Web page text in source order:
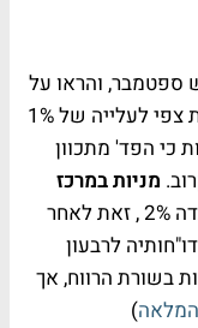
ספטמבר, והראו על
עלייה של 1.7% (בחישוב שנתי), לעומת צפי לעלייה של 1%
כי הפד' מתכוון
מניות במרכז
) איבדה 2% , זאת לאחר
לרבעון
בשורת הרווח, אך
)